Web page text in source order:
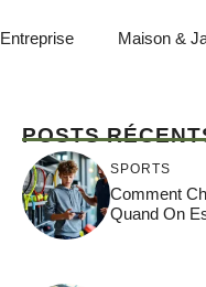
Entreprise Maison &
POSTS
SPORTS
Comment
Quand On